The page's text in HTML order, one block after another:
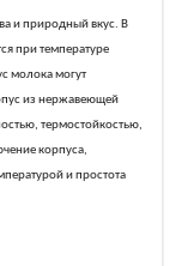
и природный вкус. В
при температуре
молока могут
из нержавеющей
термостойкостью,
корпуса,
и простота